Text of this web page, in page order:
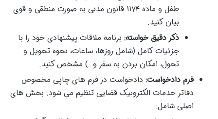
طفل و ماده ۱۱۷۴ قانون مدنی به صورت منطقی و قوی
بیان کنید.
ذکر دقیق خواسته: برنامه ملاقات پیشنهادی خود را با
جزئیات کامل (شامل روزها، ساعات، نحوه تحویل و
تحول، امکان بردن به سفر و…) مشخص کنید.
فرم دادخواست: دادخواست در فرم های چاپی مخصوص
دفاتر خدمات الکترونیک قضایی تنظیم می شود. بخش های
اصلی شامل: